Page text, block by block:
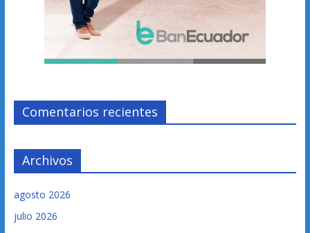
Comentarios recientes
Archivos
agosto 2026
julio 2026